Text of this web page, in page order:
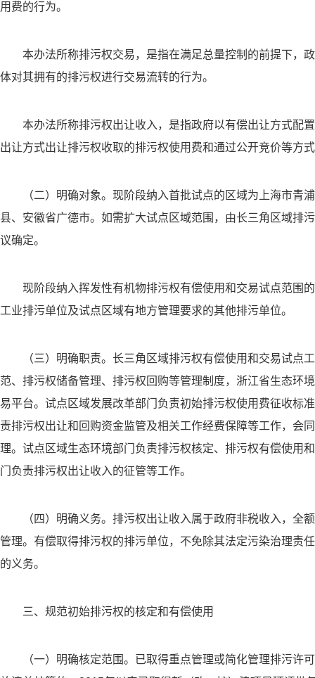
用费的行为。
本办法所称排污权交易，是指在满足总量控制的前提下，
体对其拥有的排污权进行交易流转的行为。
本办法所称排污权出让收入，是指政府以有偿出让方式配
出让方式出让排污权收取的排污权使用费和通过公开竞价等方
（二）明确对象。现阶段纳入首批试点的区域为上海市青
县、安徽省广德市。如需扩大试点区域范围，由长三角区域排
议确定。
现阶段纳入挥发性有机物排污权有偿使用和交易试点范围
工业排污单位及试点区域有地方管理要求的其他排污单位。
（三）明确职责。长三角区域排污权有偿使用和交易试点
范、排污权储备管理、排污权回购等管理制度，浙江省生态环
易平台。试点区域发展改革部门负责初始排污权使用费征收标
责排污权出让和回购资金监管及相关工作经费保障等工作，会
理。试点区域生态环境部门负责排污权核定、排污权有偿使用
门负责排污权出让收入的征管等工作。
（四）明确义务。排污权出让收入属于政府非税收入，全
管理。有偿取得排污权的排污单位，不免除其法定污染治理责
的义务。
三、规范初始排污权的核定和有偿使用
（一）明确核定范围。已取得重点管理或简化管理排污许